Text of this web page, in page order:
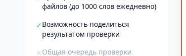
файлов (до 1000 слов ежедневно)
✓Возможность поделиться
результатом проверки
✕Общая очередь проверки